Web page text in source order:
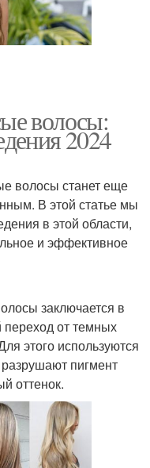
волосы:
2024
волосы станет еще
В этой статье мы
в этой области,
и эффективное
заключается в
переход от темных
этого используются
пигмент
оттенок.